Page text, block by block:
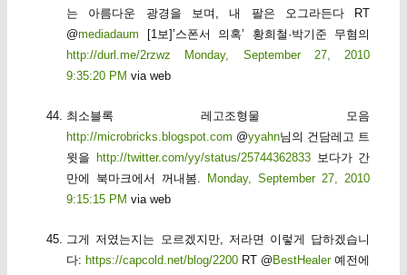
는 아름다운 광경을 보며, 내 팔은 오그라든다 RT
@mediadaum [1보]’스폰서 의혹’ 황희철·박기준 무혐의
http://durl.me/2rzwz
Monday, September 27, 2010
9:35:20 PM via web
최소블록 레고조형물 모음
http://microbricks.blogspot.com @yyahn님의 건담레고 트
윗을
http://twitter.com/yy/status/25744362833보다가 간
만에 북마크에서 꺼내봄.
Monday, September 27, 2010
9:15:15 PM via web
그게 저였는지는 모르겠지만, 저라면 이렇게 답하겠습니
다: https://capcold.net/blog/2200 RT @ BestHealer예전에